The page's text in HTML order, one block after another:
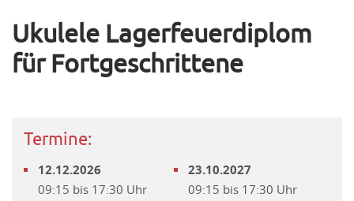
Ukulele Lagerfeuerdiplom
für Fortgeschrittene
Termine:
12.12.2026
09:15 bis 17:30 Uhr
23.10.2027
09:15 bis 17:30 Uhr